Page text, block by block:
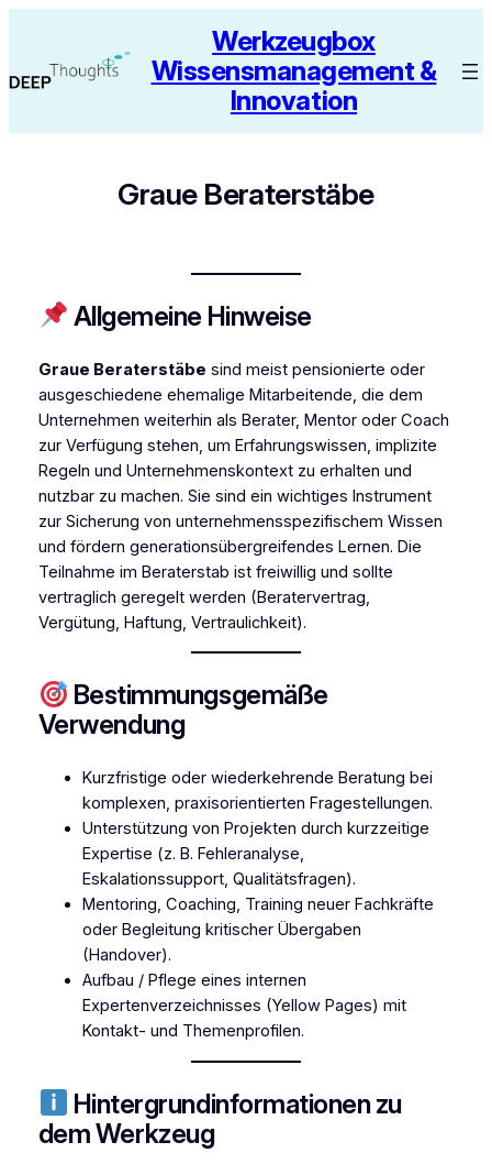
springen
Werkzeugbox
Wissensmanagement &
Innovation
Graue Beraterstäbe
Allgemeine Hinweise
Graue Beraterstäbe sind meist pensionierte oder
ausgeschiedene ehemalige Mitarbeitende, die dem
Unternehmen weiterhin als Berater, Mentor oder Coach
zur Verfügung stehen, um Erfahrungswissen, implizite
Regeln und Unternehmenskontext zu erhalten und
nutzbar zu machen. Sie sind ein wichtiges Instrument
zur Sicherung von unternehmensspezifischem Wissen
und fördern generationsübergreifendes Lernen. Die
Teilnahme im Beraterstab ist freiwillig und sollte
vertraglich geregelt werden (Beratervertrag,
Vergütung, Haftung, Vertraulichkeit).
Bestimmungsgemäße
Verwendung
Kurzfristige oder wiederkehrende Beratung bei
komplexen, praxisorientierten Fragestellungen.
Unterstützung von Projekten durch kurzzeitige
Expertise (z. B. Fehleranalyse,
Eskalationssupport, Qualitätsfragen).
Mentoring, Coaching, Training neuer Fachkräfte
oder Begleitung kritischer Übergaben
(Handover).
Aufbau / Pflege eines internen
Expertenverzeichnisses (Yellow Pages) mit
Kontakt- und Themenprofilen.
Hintergrundinformationen zu
dem Werkzeug